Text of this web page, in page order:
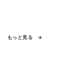
もっと見る